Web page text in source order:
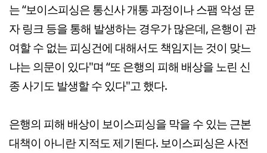
는 “보이스피싱은 통신사 개통 과정이나 스팸 악성 문
자 링크 등을 통해 발생하는 경우가 많은데, 은행이 관
여할 수 없는 피싱건에 대해서도 책임지는 것이 맞느
냐는 의문이 있다"며 “또 은행의 피해 배상을 노린 신
종 사기도 발생할 수 있다"고 했다.
은행의 피해 배상이 보이스피싱을 막을 수 있는 근본
대책이 아니란 지적도 제기된다. 보이스피싱은 사전